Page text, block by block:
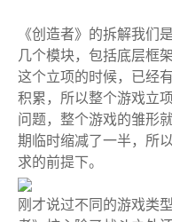
《创造者》的拆解我们
几个模块，包括底层框
这个立项的时候，已经
积累，所以整个游戏立
问题，整个游戏的雏形
期临时缩减了一半，所
求的前提下。
刚才说过不同的游戏类